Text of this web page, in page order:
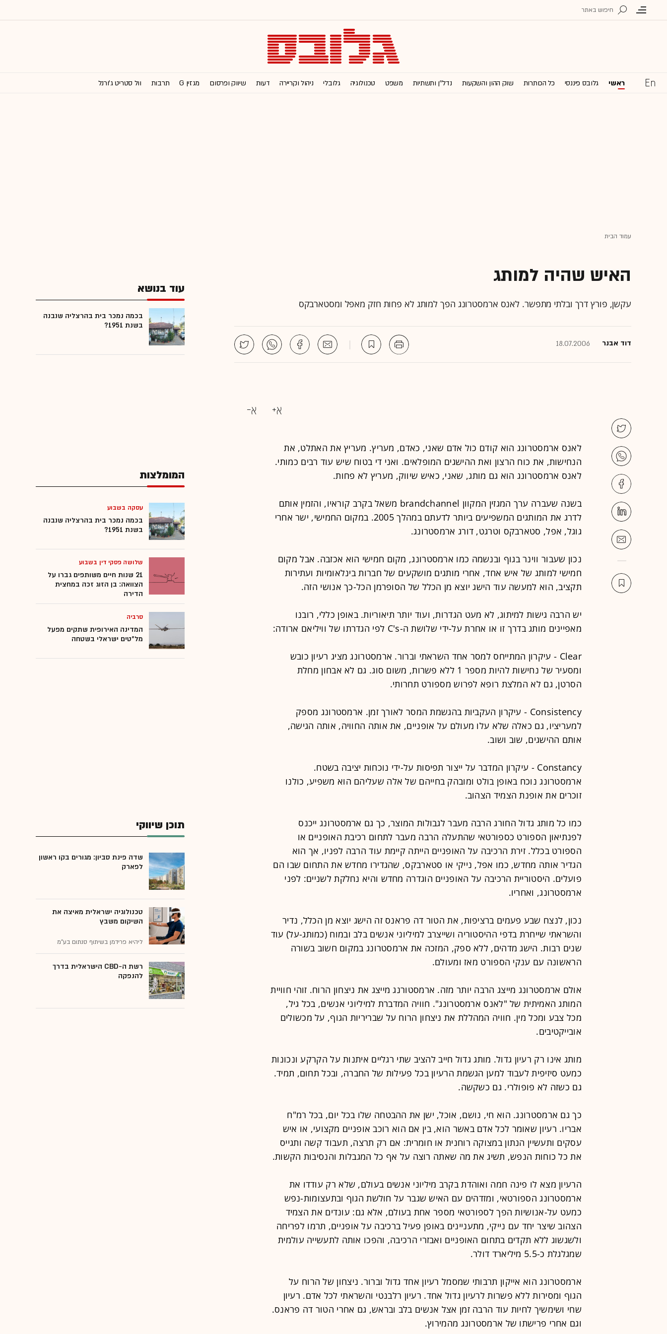
ראשי גלובס פיננסי כל הכותרות שוק ההון והשקעות נדל''ן ותשתיות משפט טכנולוגיה גלובלי ניהול וקריירה דעות שיווק ופרסום מגזין G תרבות וול סטריט ג'ורנל
עמוד הבית
האיש שהיה למותג
עקשן, פורץ דרך ובלתי מתפשר. לאנס ארמסטרונג הפך למותג לא פחות חזק מאפל ומסטארבקס
דוד אבנר 18.07.2006
לאנס ארמסטרונג הוא קודם כול אדם שאני, כאדם, מעריץ. מעריץ את האתלט, את
הנחישות, את כוח הרצון ואת ההישגים המופלאים. ואני די בטוח שיש עוד רבים כמותי.
לאנס ארמסטרונג הוא גם מותג, שאני, כאיש שיווק, מעריץ לא פחות.
בשנה שעברה ערך המגזין המקוון brandchannel משאל בקרב קוראיו, והזמין אותם
לדרג את המותגים המשפיעים ביותר לדעתם במהלך 2005. במקום החמישי, ישר אחרי
גוגל, אפל, סטארבקס וטרגט, דורג ארמסטרונג.
נכון שעבור ווינר בגוף ובנשמה כמו ארמסטרונג, מקום חמישי הוא אכזבה. אבל מקום
חמישי למותג של איש אחד, אחרי מותגים מושקעים של חברות בינלאומיות ועתירות
תקציב, הוא למעשה עוד הישג יוצא מן הכלל של הסופרמן הכל-כך אנושי הזה.
יש הרבה גישות למיתוג, לא מעט הגדרות, ועוד יותר תיאוריות. באופן כללי, רובנו
מאפיינים מותג בדרך זו או אחרת על-ידי שלושת ה-C's לפי הגדרתו של וויליאם ארודה:
Clear - עיקרון המתייחס למסר אחד השראתי וברור. ארמסטרונג מציג רעיון כובש
ומסעיר של נחישות להיות מספר 1 ללא פשרות, משום סוג. גם לא אבחון מחלת
הסרטן, גם לא המלצת רופא לפרוש מספורט תחרותי.
Consistency - עיקרון העקביות בהגשמת המסר לאורך זמן. ארמסטרונג מספק
למעריציו, גם כאלה שלא עלו מעולם על אופניים, את אותה החוויה, אותה הגישה,
אותם ההישגים, שוב ושוב.
Constancy - עיקרון המדבר על ייצור תפיסות על-ידי נוכחות יציבה בשטח.
ארמסטרונג נוכח באופן בולט ומובהק בחייהם של אלה שעליהם הוא משפיע, כולנו
זוכרים את אופנת הצמיד הצהוב.
כמו כל מותג גדול החורג הרבה מעבר לגבולות המוצר, כך גם ארמסטרונג ייכנס
לפנתיאון הספורט כספורטאי שהתעלה הרבה מעבר לתחום רכיבת האופניים או
הספורט בכלל. זירת הרכיבה על האופניים הייתה קיימת עוד הרבה לפניו, אך הוא
הגדיר אותה מחדש, כמו אפל, נייקי או סטארבקס, שהגדירו מחדש את התחום שבו הם
פועלים. היסטוריית הרכיבה על האופניים הוגדרה מחדש והיא נחלקת לשניים: לפני
ארמסטרונג, ואחריו.
נכון, לנצח שבע פעמים ברציפות, את הטור דה פראנס זה הישג יוצא מן הכלל, נדיר
והשראתי שייחרת בדפי ההיסטוריה ושייצרב למיליוני אנשים בלב ובמוח (כמותג-על) עוד
שנים רבות. הישג מדהים, ללא ספק, המזכה את ארמסטרונג במקום חשוב בשורה
הראשונה עם ענקי הספורט מאז ומעולם.
אולם ארמסטרונג מייצג הרבה יותר מזה. ארמסטורנג מייצג את ניצחון הרוח. זוהי חוויית
המותג האמיתית של "לאנס ארמסטרונג". חוויה המדברת למיליוני אנשים, בכל גיל,
מכל צבע ומכל מין. חוויה המהללת את ניצחון הרוח על שבריריות הגוף, על מכשולים
אובייקטיבים.
מותג אינו רק רעיון גדול. מותג גדול חייב להציב שתי רגליים איתנות על הקרקע ונכונות
כמעט סיזיפית לעבוד למען הגשמת הרעיון בכל פעילות של החברה, ובכל תחום, תמיד.
גם כשזה לא פופולרי. גם כשקשה.
כך גם ארמסטרונג. הוא חי, נושם, אוכל, ישן את ההבטחה שלו בכל יום, בכל רמ"ח
אבריו. רעיון שאומר לכל אדם באשר הוא, בין אם הוא רוכב אופניים מקצועי, או איש
עסקים ותעשיין הנתון במצוקה רוחנית או חומרית: אם רק תרצה, תעבוד קשה ותגייס
את כל כוחות הנפש, תשיג את מה שאתה רוצה על אף כל המגבלות והנסיבות הקשות.
הרעיון מצא לו פינה חמה ואוהדת בקרב מיליוני אנשים בעולם, שלא רק עודדו את
ארמסטרונג הספורטאי, ומזדהים עם האיש שגבר על חולשת הגוף ובתעצומות-נפש
כמעט על-אנושיות הפך לספורטאי מספר אחת בעולם, אלא גם: עונדים את הצמיד
הצהוב שיצר יחד עם נייקי, מתעניינים באופן פעיל ברכיבה על אופניים, תרמו לפריחה
ולשגשוג ללא תקדים בתחום האופניים ואבזרי הרכיבה, והפכו אותה לתעשייה עולמית
שמגלגלת כ-5.5 מיליארד דולר.
ארמסטרונג הוא אייקון תרבותי שמסמל רעיון אחד גדול וברור. ניצחון של הרוח על
הגוף ומסירות ללא פשרות לרעיון גדול אחד. רעיון רלבנטי והשראתי לכל אדם. רעיון
שחי ושימשיך לחיות עוד הרבה זמן אצל אנשים בלב ובראש, גם אחרי הטור דה פראנס.
וגם אחרי פרישתו של ארמסטרונג מהמירוץ.
עוד בנושא
בכמה נמכר בית בהרצליה שנבנה
בשנת 1951?
המומלצות
עסקה בשבוע
בכמה נמכר בית בהרצליה שנבנה
בשנת 1951?
שלושה פסקי דין בשבוע
21 שנות חיים משותפים גברו על
הצוואה: בן הזוג זכה במחצית
הדירה
סרביה
המדינה האירופית שתקים מפעל
מל"טים ישראלי בשטחה
תוכן שיווקי
שדה פינת סביון: מגורים בקו ראשון
לפארק
טכנולוגיה ישראלית מאיצה את
השיקום משבץ
ליהיא פרידמן בשיתוף סנתום בע"מ
רשת ה-CBD הישראלית בדרך
להנפקה